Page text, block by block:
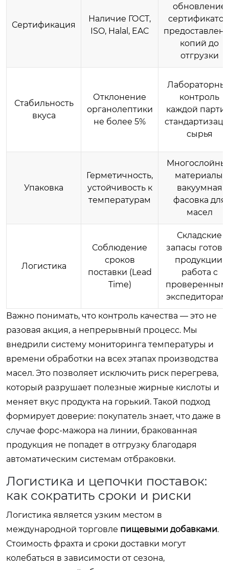
Сертификация
Наличие ГОСТ,
ISO, Halal, EAC
обновление
копий до
отгрузки
Стабильность
вкуса
Отклонение
органолептики
не более 5%
контроль
каждой
сырья
Упаковка
Герметичность,
устойчивость к
температурам
материалы,
вакуумная
фасовка для
масел
Логистика
Соблюдение
сроков
поставки (Lead
Time)
Складские
запасы
продукции,
работа с
Важно понимать, что контроль качества — это не
разовая акция, а непрерывный процесс. Мы
внедрили систему мониторинга температуры и
времени обработки на всех этапах производства
масел. Это позволяет исключить риск перегрева,
который разрушает полезные жирные кислоты и
меняет вкус продукта на горький. Такой подход
формирует доверие: покупатель знает, что даже в
случае форс-мажора на линии, бракованная
продукция не попадет в отгрузку благодаря
автоматическим системам отбраковки.
Логистика и цепочки поставок:
как сократить сроки и риски
Логистика является узким местом в
международной торговле пищевыми добавками.
Стоимость фрахта и сроки доставки могут
колебаться в зависимости от сезона,